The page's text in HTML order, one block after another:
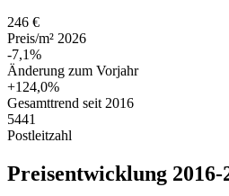
246 €
Preis/m² 2026
-7,1%
Änderung zum Vorjahr
+124,0%
Gesamttrend seit 2016
5441
Postleitzahl
Preisentwicklung 2016-